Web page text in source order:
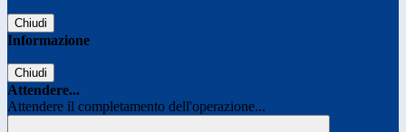
Chiudi
Informazione
Chiudi
Attendere...
Attendere il completamento dell'operazione...